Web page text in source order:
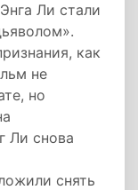
Ли стали
как
не
но
Ли снова
снять